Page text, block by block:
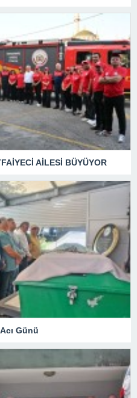
AİLESİ BÜYÜYOR
Günü